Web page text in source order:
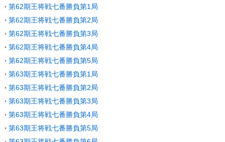
第62期王将戦七番勝負第1局
第62期王将戦七番勝負第2局
第62期王将戦七番勝負第3局
第62期王将戦七番勝負第4局
第62期王将戦七番勝負第5局
第63期王将戦七番勝負第1局
第63期王将戦七番勝負第2局
第63期王将戦七番勝負第3局
第63期王将戦七番勝負第4局
第63期王将戦七番勝負第5局